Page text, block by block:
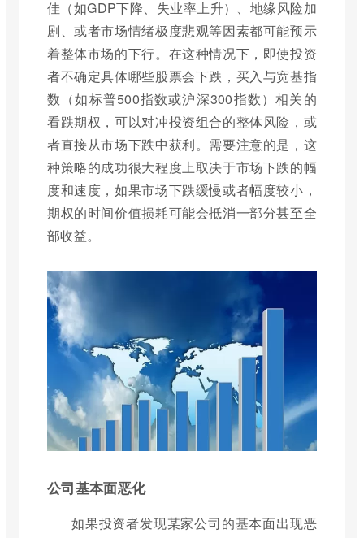
佳（如GDP下降、失业率上升）、地缘风险加
剧、或者市场情绪极度悲观等因素都可能预示
着整体市场的下行。在这种情况下，即使投资
者不确定具体哪些股票会下跌，买入与宽基指
数（如标普500指数或沪深300指数）相关的
看跌期权，可以对冲投资组合的整体风险，或
者直接从市场下跌中获利。需要注意的是，这
种策略的成功很大程度上取决于市场下跌的幅
度和速度，如果市场下跌缓慢或者幅度较小，
期权的时间价值损耗可能会抵消一部分甚至全
部收益。
公司基本面恶化
如果投资者发现某家公司的基本面出现恶